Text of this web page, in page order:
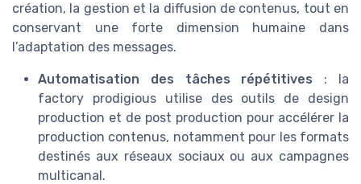
création, la gestion et la diffusion de contenus, tout en
conservant une forte dimension humaine dans
l’adaptation des messages.
Automatisation des tâches répétitives : la
factory prodigious utilise des outils de design
production et de post production pour accélérer la
production contenus, notamment pour les formats
destinés aux réseaux sociaux ou aux campagnes
multicanal.